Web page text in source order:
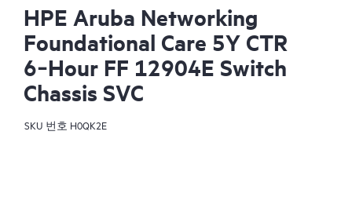
HPE Aruba Networking
Foundational Care 5Y CTR
6‑Hour FF 12904E Switch
Chassis SVC
SKU 번호 H0QK2E